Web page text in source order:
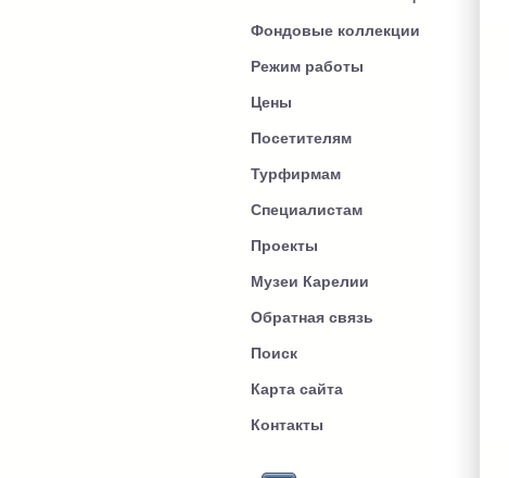
Фондовые коллекции
Режим работы
Цены
Посетителям
Турфирмам
Специалистам
Проекты
Музеи Карелии
Обратная связь
Поиск
Карта сайта
Контакты